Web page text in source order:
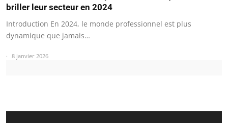
briller leur secteur en 2024
Introduction En 2024, le monde professionnel est plus
dynamique que jamais…
8 janvier 2026